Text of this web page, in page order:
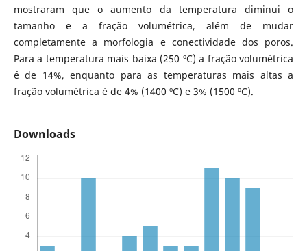
mostraram que o aumento da temperatura diminui o
tamanho e a fração volumétrica, além de mudar
completamente a morfologia e conectividade dos poros.
Para a temperatura mais baixa (250 ºC) a fração volumétrica
é de 14%, enquanto para as temperaturas mais altas a
fração volumétrica é de 4% (1400 ºC) e 3% (1500 ºC).
Downloads